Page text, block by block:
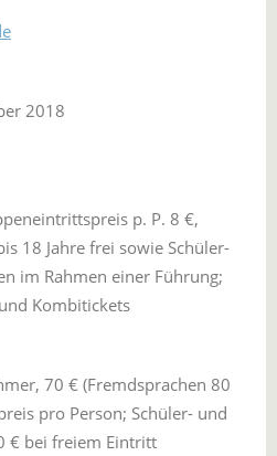
2018
p. P. 8 €,
18 Jahre frei sowie Schüler-
im Rahmen einer Führung;
Kombitickets
70 € (Fremdsprachen 80
pro Person; Schüler- und
€ bei freiem Eintritt